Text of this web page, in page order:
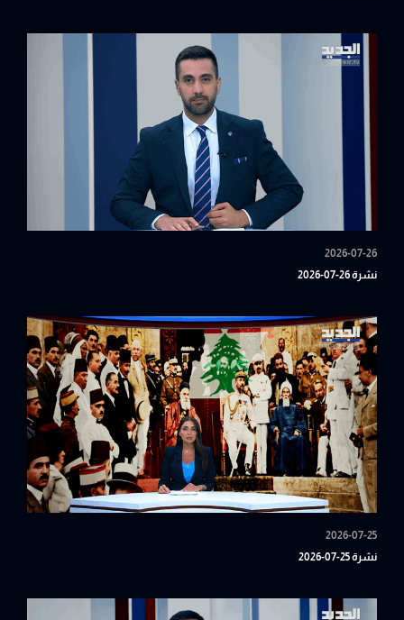
2026-07-26
نشرة 26-07-2026
2026-07-25
نشرة 25-07-2026